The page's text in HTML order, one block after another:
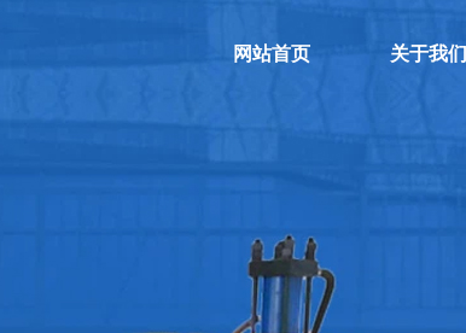
网站首页 关于我们